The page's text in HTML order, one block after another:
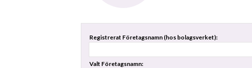
Registrerat Företagsnamn (hos bolagsverket):
Valt Företagsnamn: